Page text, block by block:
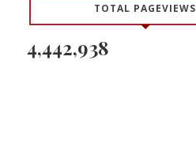
TOTAL PAGEVIEWS
4,442,938